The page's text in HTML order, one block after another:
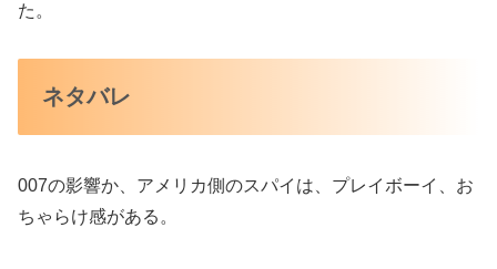
た。
ネタバレ
007の影響か、アメリカ側のスパイは、プレイボーイ、お
ちゃらけ感がある。